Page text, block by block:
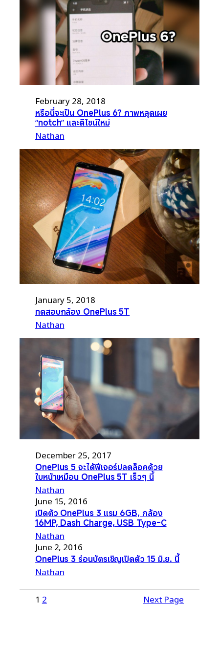
February 28, 2018
หรือนี่จะเป็น OnePlus 6? ภาพหลุดเผย
“notch” และดีไซน์ใหม่
Nathan
January 5, 2018
ทดสอบกล้อง OnePlus 5T
Nathan
December 25, 2017
OnePlus 5 จะได้ฟีเจอร์ปลดล็อคด้วย
ใบหน้าเหมือน OnePlus 5T เร็วๆ นี้
Nathan
June 15, 2016
เปิดตัว OnePlus 3 แรม 6GB, กล้อง
16MP, Dash Charge, USB Type-C
Nathan
June 2, 2016
OnePlus 3 ร่อนบัตรเชิญเปิดตัว 15 มิ.ย. นี้
Nathan
1 2 Next Page